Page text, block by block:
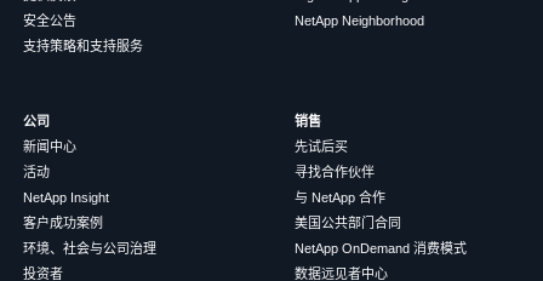
安全公告
支持策略和支持服务
NetApp Neighborhood
公司
新闻中心
活动
NetApp Insight
客户成功案例
环境、社会与公司治理
投资者
销售
先试后买
寻找合作伙伴
与 NetApp 合作
美国公共部门合同
NetApp OnDemand 消费模式
数据远见者中心